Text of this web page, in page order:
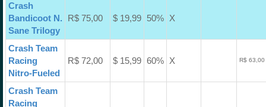
Crash
Bandicoot N.
Sane Trilogy
R$ 75,00 $ 19,99 50% X
Crash Team
Racing
Nitro-Fueled
R$ 72,00 $ 15,99 60% X R$
Crash Team
Racing